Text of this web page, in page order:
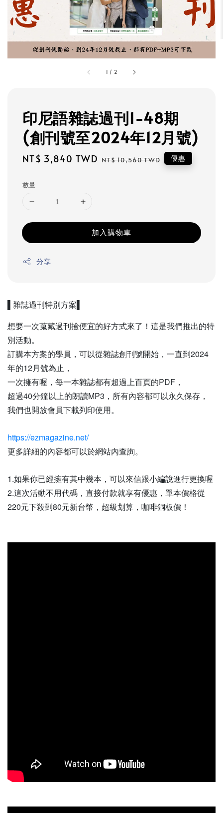
1 / 2
印尼語雜誌過刊1-48期
(創刊號至2024年12月號)
Sale
NT$ 3,840 TWD Regular
NT$ 10,560 TWD 優惠
數量
加入購物車
分享
▌雜誌過刊特別方案▌
想要一次蒐藏過刊撿便宜的好方式來了！這是我們推出的特
別活動。
訂購本方案的學員，可以從雜誌創刊號開始，一直到2024
年的12月號為止，
一次擁有喔，每一本雜誌都有超過上百頁的PDF，
超過40分鐘以上的朗讀MP3，所有內容都可以永久保存，
我們也開放會員下載列印使用。
https://ezmagazine.net/
更多詳細的內容都可以於網站內查詢。
1.如果你已經擁有其中幾本，可以來信跟小編說進行更換喔
2.這次活動不用代碼，直接付款就享有優惠，單本價格從
220元下殺到80元新台幣，超級划算，咖啡銅板價！